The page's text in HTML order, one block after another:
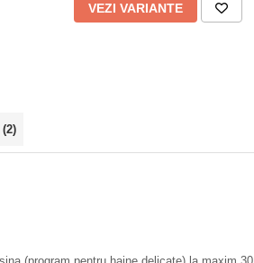
VEZI VARIANTE
(2)